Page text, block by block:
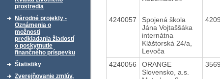
prostredia
Národné projekty -
Oznámenia o
možnosti
predkladania žiadostí
o poskytnutie
finančného príspevku
Štatistiky
Zverejňovanie zmlúv,
4240057
Spojená škola
Jána Vojtaššáka
internátna
Kláštorská 24/a,
Levoča
4240056
ORANGE
Slovensko, a.s.